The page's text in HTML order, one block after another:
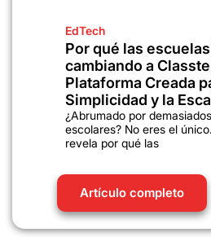
EdTech
Por qué las
cambiando a
Plataforma Creada
Simplicidad y la
¿Abrumado por
escolares? No eres el
revela por qué las
Artículo completo